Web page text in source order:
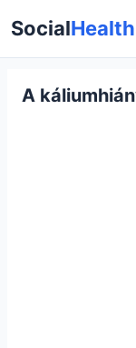
SocialHealth
A